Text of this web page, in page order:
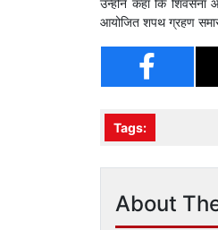
उन्होंने कहा कि शिवसेना
आयोजित शपथ ग्रहण
Tags:
About